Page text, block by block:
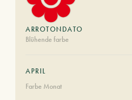
ARROTONDATO
Blühende farbe
APRIL
Farbe Monat